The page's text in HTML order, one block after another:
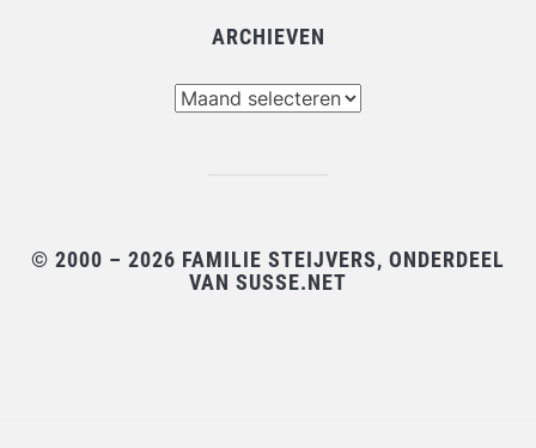
ARCHIEVEN
© 2000 – 2026 FAMILIE STEIJVERS, ONDERDEEL
VAN SUSSE.NET